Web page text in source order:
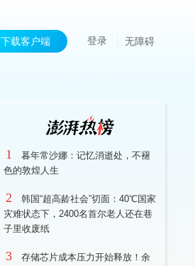
下载客户端 登录 无障碍
1
暮年常沙娜：记忆消逝处，不褪
色的敦煌人生
2
韩国“超高龄社会”切面：40℃国家
灾难状态下，2400名首尔老人还在巷
子里收废纸
3
存储芯片成本压力开始释放！余